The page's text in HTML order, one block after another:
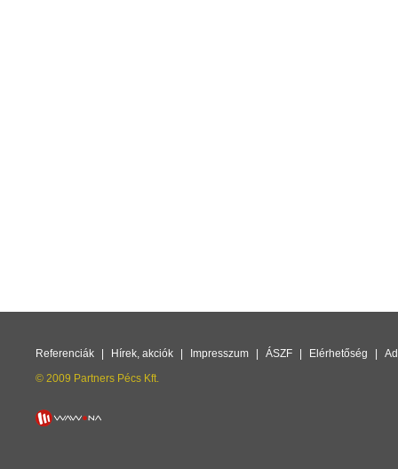
Referenciák Hírek, akciók Impresszum ÁSZF Elérhetőség
© 2009 Partners Pécs Kft.